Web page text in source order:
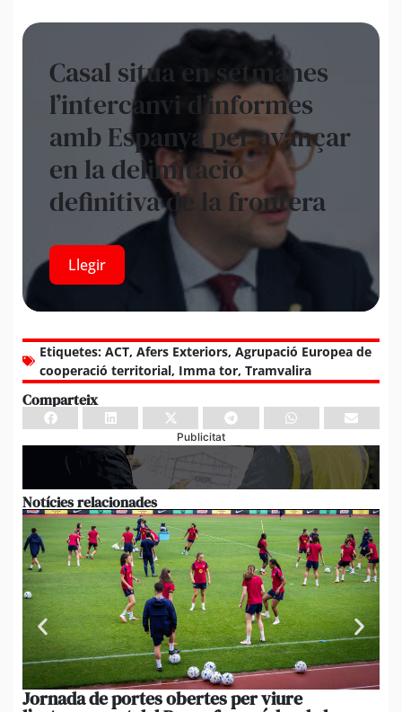
Casal situa en setmanes
l’intercanvi d’informes
amb Espanya per avançar
en la delimitació
definitiva de la frontera
Llegir
Etiquetes: ACT, Afers Exteriors, Agrupació Europea de
cooperació territorial, Imma tor, Tramvalira
Comparteix
Publicitat
Notícies relacionades
Jornada de portes obertes per viure